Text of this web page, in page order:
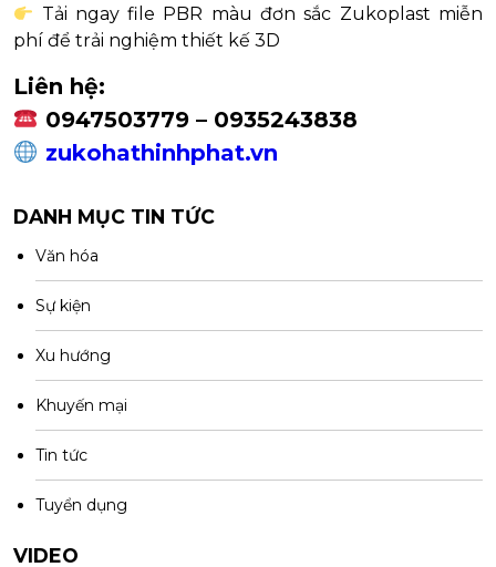
Tải ngay file PBR màu đơn sắc Zukoplast miễn
phí để trải nghiệm thiết kế 3D
Liên hệ:
0947503779 – 0935243838
zukohathinhphat.vn
DANH MỤC TIN TỨC
Văn hóa
Sự kiện
Xu hướng
Khuyến mại
Tin tức
Tuyển dụng
VIDEO